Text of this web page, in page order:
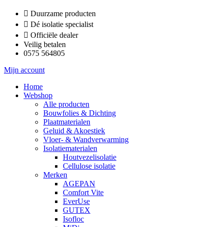
inhoud
Duurzame producten
Dé isolatie specialist
Officiële dealer
Veilig betalen
0575 564805
Mijn account
Home
Webshop
Alle producten
Bouwfolies & Dichting
Plaatmaterialen
Geluid & Akoestiek
Vloer- & Wandverwarming
Isolatiematerialen
Houtvezelisolatie
Cellulose isolatie
Merken
AGEPAN
Comfort Vite
EverUse
GUTEX
Isofloc